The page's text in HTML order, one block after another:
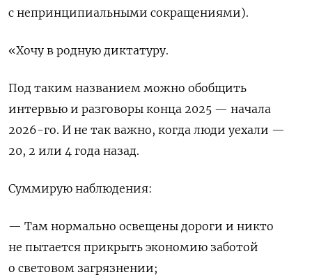
с непринципиальными сокращениями).
«Хочу в родную диктатуру.
Под таким названием можно обобщить
интервью и разговоры конца 2025 — начала
2026-го. И не так важно, когда люди уехали —
20, 2 или 4 года назад.
Суммирую наблюдения:
— Там нормально освещены дороги и никто
не пытается прикрыть экономию заботой
о световом загрязнении;